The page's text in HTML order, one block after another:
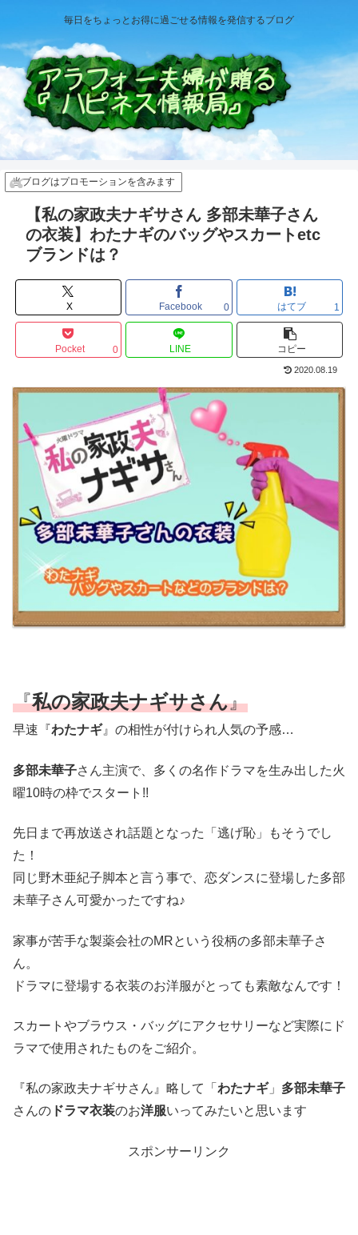
毎日をちょっとお得に過ごせる情報を発信するブログ
当ブログはプロモーションを含みます
【私の家政夫ナギサさん 多部未華子さん
の衣装】わたナギのバッグやスカートetc
ブランドは？
X Facebook 0 はてブ 1
Pocket 0 LINE コピー
2020.08.19
『私の家政夫ナギサさん』
早速『 わたナギ』の相性が付けられ人気の予感…
多部未華子さん主演で、多くの名作ドラマを生み出した火
曜10時の枠でスタート!!
先日まで再放送され話題となった「逃げ恥」もそうでし
た！
同じ野木亜紀子脚本と言う事で、恋ダンスに登場した多部
未華子さん可愛かったですね♪
家事が苦手な製薬会社のMRという役柄の多部未華子さ
ん。
ドラマに登場する衣装のお洋服がとっても素敵なんです！
スカートやブラウス・バッグにアクセサリーなど実際にド
ラマで使用されたものをご紹介。
『私の家政夫ナギサさん』略して「 わたナギ」 多部未華子
さんの ドラマ衣装のお洋服いってみたいと思います
スポンサーリンク